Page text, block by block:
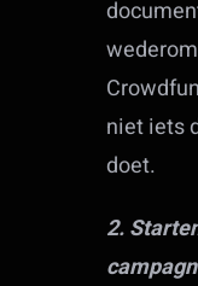
niet iets
doet.
2.